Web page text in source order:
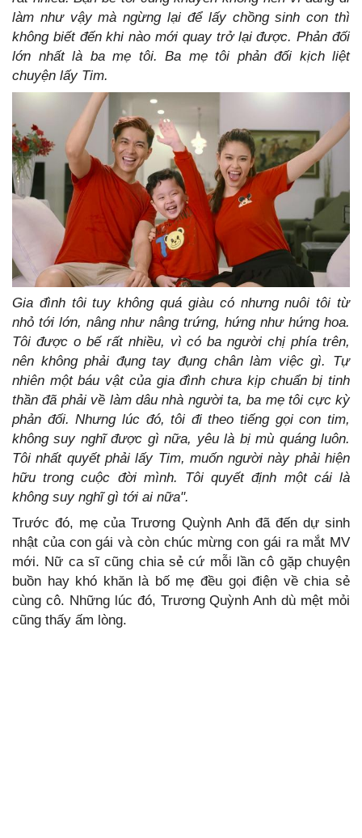
làm như vậy mà ngừng lại để lấy chồng sinh con thì
không biết đến khi nào mới quay trở lại được. Phản đối
lớn nhất là ba mẹ tôi. Ba mẹ tôi phản đối kịch liệt
chuyện lấy Tim.
Gia đình tôi tuy không quá giàu có nhưng nuôi tôi từ
nhỏ tới lớn, nâng như nâng trứng, hứng như hứng hoa.
Tôi được o bế rất nhiều, vì có ba người chị phía trên,
nên không phải đụng tay đụng chân làm việc gì. Tự
nhiên một báu vật của gia đình chưa kịp chuẩn bị tinh
thần đã phải về làm dâu nhà người ta, ba mẹ tôi cực kỳ
phản đối. Nhưng lúc đó, tôi đi theo tiếng gọi con tim,
không suy nghĩ được gì nữa, yêu là bị mù quáng luôn.
Tôi nhất quyết phải lấy Tim, muốn người này phải hiện
hữu trong cuộc đời mình. Tôi quyết định một cái là
không suy nghĩ gì tới ai nữa".
Trước đó, mẹ của Trương Quỳnh Anh đã đến dự sinh
nhật của con gái và còn chúc mừng con gái ra mắt MV
mới. Nữ ca sĩ cũng chia sẻ cứ mỗi lần cô gặp chuyện
buồn hay khó khăn là bố mẹ đều gọi điện về chia sẻ
cùng cô. Những lúc đó, Trương Quỳnh Anh dù mệt mỏi
cũng thấy ấm lòng.